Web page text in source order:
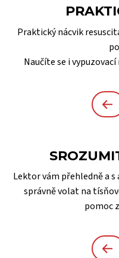
Praktický nácvik
Naučíte se i
Lektor vám přehledně a
správně volat na
pomoc